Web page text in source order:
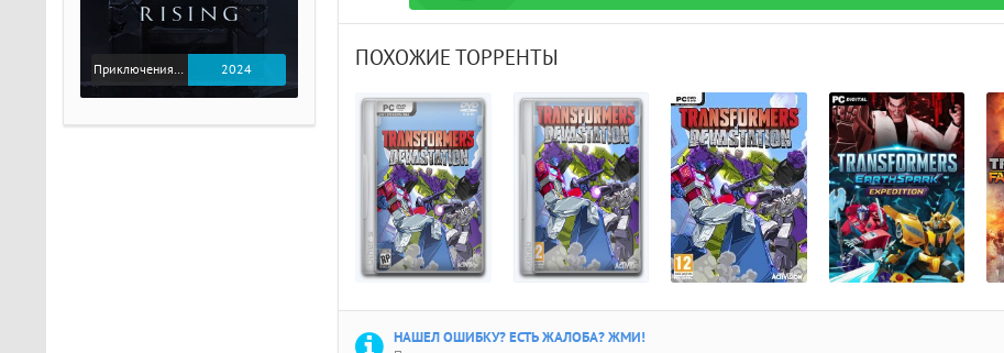
ПОХОЖИЕ ТОРРЕНТЫ
НАШЕЛ ОШИБКУ? ЕСТЬ ЖАЛОБА? ЖМИ!
Приключения / Экшен 2024